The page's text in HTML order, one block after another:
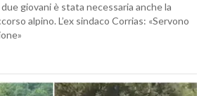
giovani è stata necessaria anche la
alpino. L’ex sindaco Corrias: «Servono